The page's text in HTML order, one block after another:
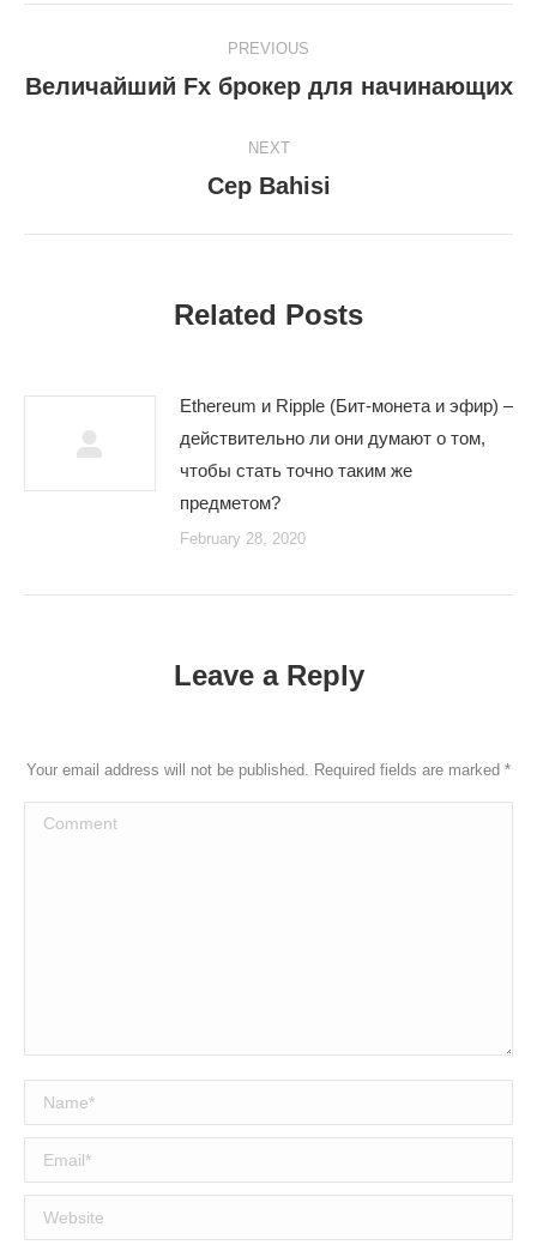
navigation
PREVIOUS
Previous
Величайший Fx брокер для начинающих
NEXT
Next
Cep Bahisi
Related Posts
Ethereum и Ripple (Бит-монета и эфир) –
действительно ли они думают о том,
чтобы стать точно таким же
предметом?
February 28, 2020
Leave a Reply
Your email address will not be published. Required fields are marked *
Comment
Name *
Email *
Website